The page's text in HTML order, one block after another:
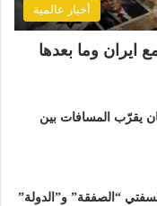
أخبار عالمية
وما بعدها
يقرّب المسافات بين
“الصفقة” و”الدولة”